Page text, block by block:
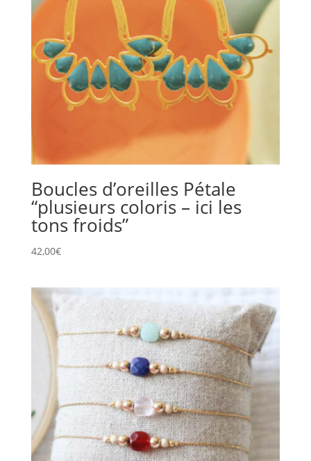
Boucles d’oreilles Pétale
“plusieurs coloris – ici les
tons froids”
42,00€